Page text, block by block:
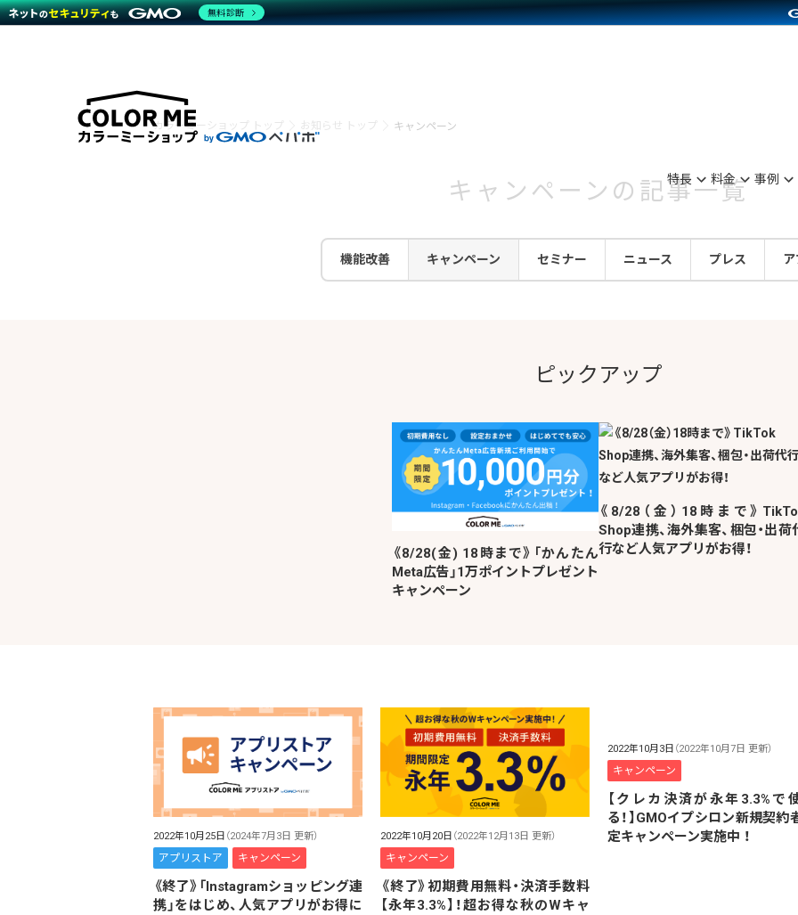
特長 料金 事例
特長
商材一覧を見る
機能一覧を見る
特長別に見る
越境EC（海外販売）
さまざまな販売方法
ショッピングカート
業種別に見る
レギュラー
料金シミュレーション
食品
運営サポート 代行サービスを見る
コミュニティイベントCarty
YouTubeチャンネル
カラーミーショップ トップ お知らせ トップ キャンペーン
キャンペーンの記事一覧
機能改善 キャンペーン セミナー ニュース プレス
ピックアップ
《8/28(金) 18時まで》「かんたん
Meta広告」1万ポイントプレゼント
キャンペーン
《8/28（金）18時まで》
Shop連携、海外集客、梱包・出荷
行など人気アプリがお得！
2022年10月25日 （2024年7月3日 更新）
アプリストア キャンペーン
《終了》「Instagramショッピング連
携」をはじめ、人気アプリがお得に
2022年10月20日 （2022年12月13日 更新）
キャンペーン
《終了》初期費用無料・決済手数料
【永年3.3%】！超お得な秋のWキャ
2022年10月3日 （2022年10月7日 更新）
キャンペーン
【クレカ決済が永年3.3%で
る！】GMOイプシロン新規契約
定キャンペーン実施中 ！
無料診断